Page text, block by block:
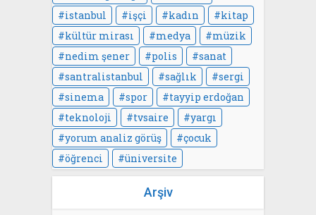
istanbul
işçi kadın
kitap
kültür mirası
medya
müzik
nedim şener
polis
sanat
santralistanbul
sağlık
sergi
sinema
spor
tayyip erdoğan
teknoloji
tvsaire
yargı
yorum analiz görüş
çocuk
öğrenci
üniversite
Arşiv